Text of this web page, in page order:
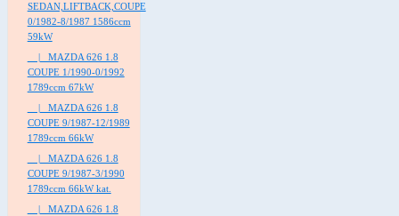
SEDAN,LIFTBACK,COUPE
0/1982-8/1987 1586ccm
59kW
|_ MAZDA 626 1.8
COUPE 1/1990-0/1992
1789ccm 67kW
|_ MAZDA 626 1.8
COUPE 9/1987-12/1989
1789ccm 66kW
|_ MAZDA 626 1.8
COUPE 9/1987-3/1990
1789ccm 66kW kat.
|_ MAZDA 626 1.8